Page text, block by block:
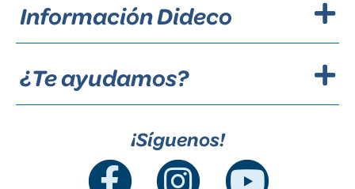
Información Dideco
¿Te ayudamos?
¡Síguenos!